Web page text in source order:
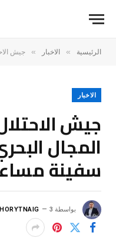
الرئيسية » الاخبار » جيش
الاخبار
جيش
المجال
سفينة
بواسطة HORYTNAIG 3 يونيو، 2025